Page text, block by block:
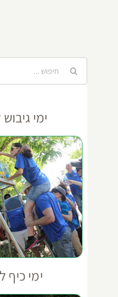
ימי
ימי כיף